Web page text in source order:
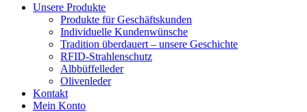
Unsere Produkte
Produkte für Geschäftskunden
Individuelle Kundenwünsche
Tradition überdauert – unsere Geschichte
RFID-Strahlenschutz
Albbüffelleder
Olivenleder
Kontakt
Mein Konto